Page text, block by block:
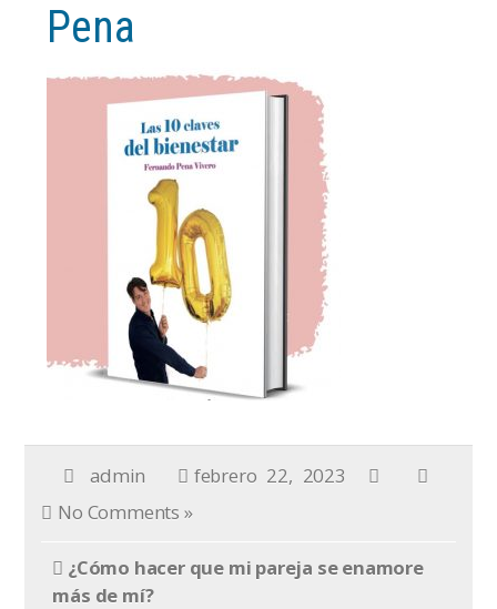
Pena
admin
febrero 22, 2023
No Comments »
¿Cómo hacer que mi pareja se enamore
más de mí?